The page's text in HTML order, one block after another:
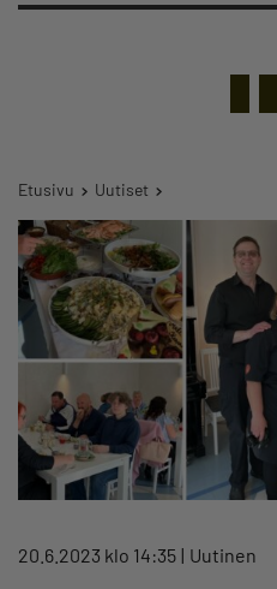
Etusivu Uutiset
20.6.2023 klo 14:35 Uutinen